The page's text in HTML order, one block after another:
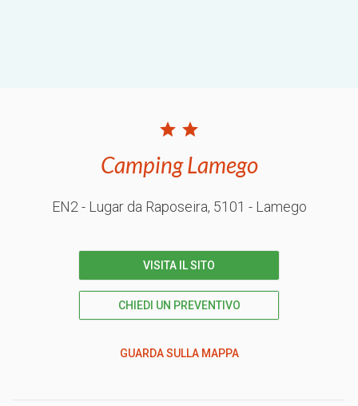
Camping Lamego
EN2 - Lugar da Raposeira, 5101 - Lamego
VISITA IL SITO
CHIEDI UN PREVENTIVO
GUARDA SULLA MAPPA